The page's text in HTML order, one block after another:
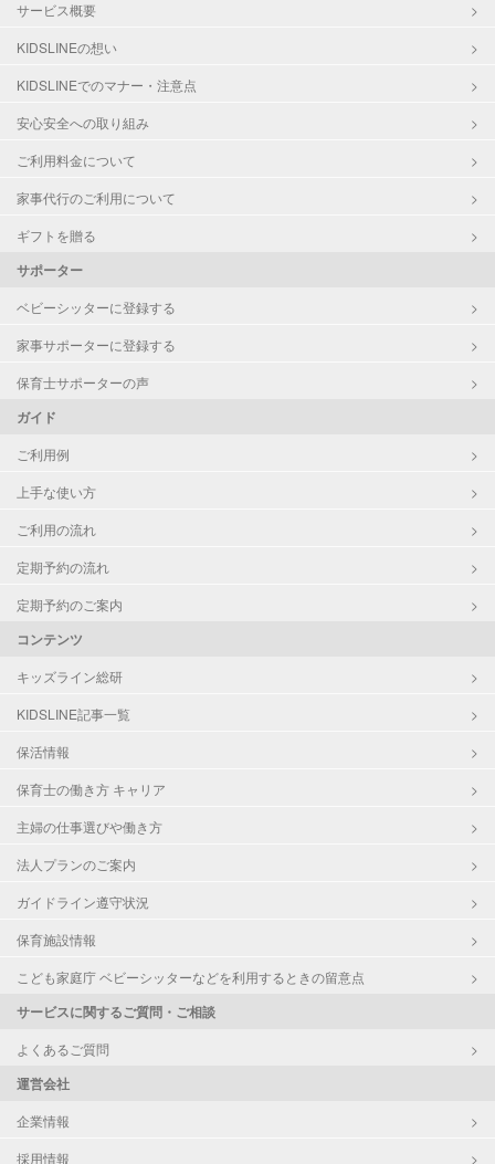
サービス概要
KIDSLINEの想い
KIDSLINEでのマナー・注意点
安心安全への取り組み
ご利用料金について
家事代行のご利用について
ギフトを贈る
サポーター
ベビーシッターに登録する
家事サポーターに登録する
保育士サポーターの声
ガイド
ご利用例
上手な使い方
ご利用の流れ
定期予約の流れ
定期予約のご案内
コンテンツ
キッズライン総研
KIDSLINE記事一覧
保活情報
保育士の働き方 キャリア
主婦の仕事選びや働き方
法人プランのご案内
ガイドライン遵守状況
保育施設情報
こども家庭庁 ベビーシッターなどを利用するときの留意点
サービスに関するご質問・ご相談
よくあるご質問
運営会社
企業情報
採用情報